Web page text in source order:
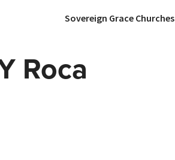
Sovereign Grace Churches
Roca